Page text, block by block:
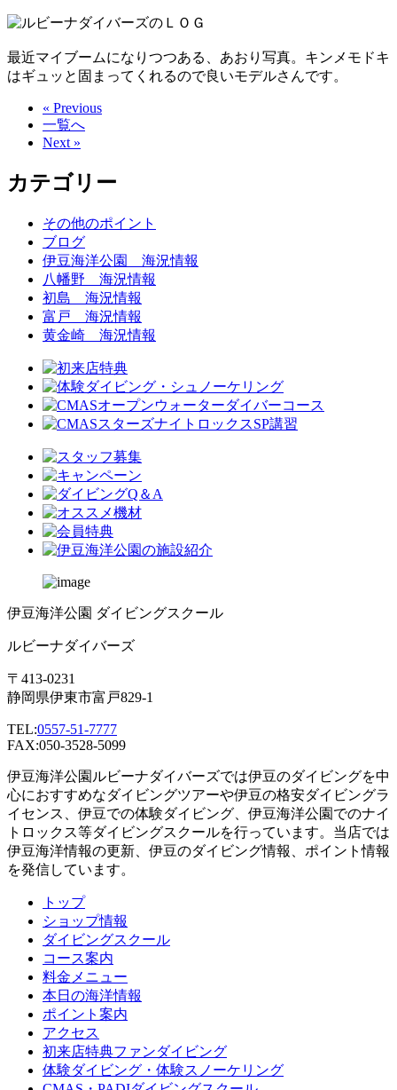
最近マイブームになりつつある、あおり写真。キンメモドキ
はギュッと固まってくれるので良いモデルさんです。
« Previous
一覧へ
Next »
カテゴリー
その他のポイント
ブログ
伊豆海洋公園 海況情報
八幡野 海況情報
初島 海況情報
富戸 海況情報
黄金崎 海況情報
伊豆海洋公園 ダイビングスクール
ルビーナダイバーズ
〒413-0231
静岡県伊東市富戸829-1
TEL:0557-51-7777
FAX:050-3528-5099
伊豆海洋公園ルビーナダイバーズでは伊豆のダイビングを中
心におすすめなダイビングツアーや伊豆の格安ダイビングラ
イセンス、伊豆での体験ダイビング、伊豆海洋公園でのナイ
トロックス等ダイビングスクールを行っています。当店では
伊豆海洋情報の更新、伊豆のダイビング情報、ポイント情報
を発信しています。
トップ
ショップ情報
ダイビングスクール
コース案内
料金メニュー
本日の海洋情報
ポイント案内
アクセス
初来店特典ファンダイビング
体験ダイビング・体験スノーケリング